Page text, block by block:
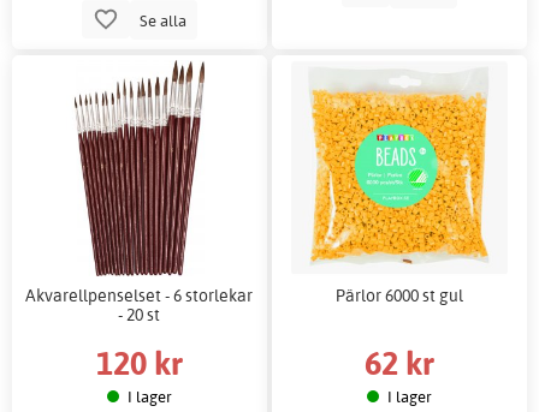
Se alla
Akvarellpenselset - 6 storlekar
- 20 st
120 kr
I lager
Pärlor 6000 st gul
62 kr
I lager